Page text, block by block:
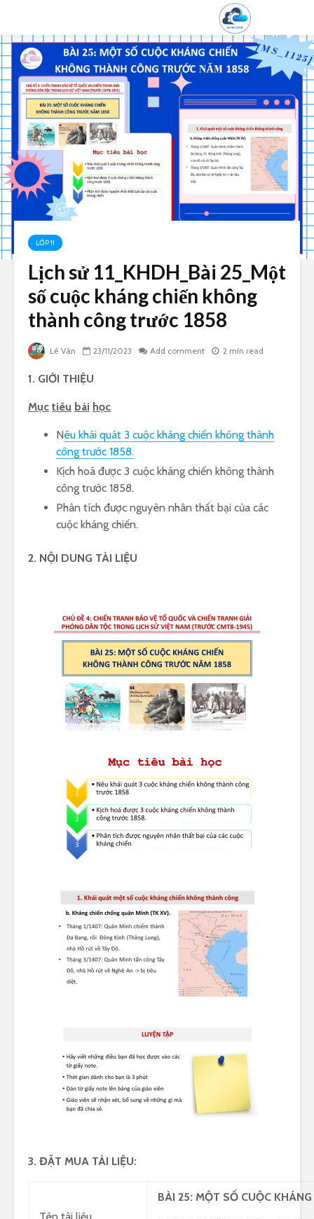
LỚP 11
Lịch sử 11_KHDH_Bài 25_Một
số cuộc kháng chiến không
thành công trước 1858
Lê Vân 23/11/2023 Add comment 2 min read
1. GIỚI THIỆU
Mục tiêu bài học
Nêu khái quát 3 cuộc kháng chiến không thành
công trước 1858.
Kịch hoá được 3 cuộc kháng chiến không thành
công trước 1858.
Phân tích được nguyên nhân thất bại của các
cuộc kháng chiến.
2. NỘI DUNG TÀI LIỆU
3. ĐẶT MUA TÀI LIỆU:
BÀI 25: MỘT SỐ CUỘC KHÁNG